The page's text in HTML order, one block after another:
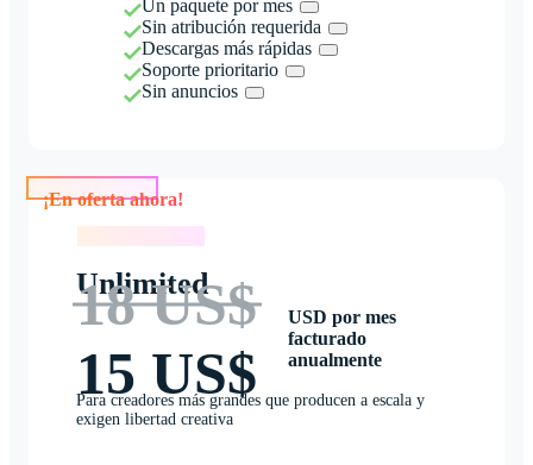
Un paquete por mes
Sin atribución requerida
Descargas más rápidas
Soporte prioritario
Sin anuncios
Unlimited
18 US$
15 US$
USD por mes
facturado
anualmente
Para creadores más grandes que producen a escala y
exigen libertad creativa